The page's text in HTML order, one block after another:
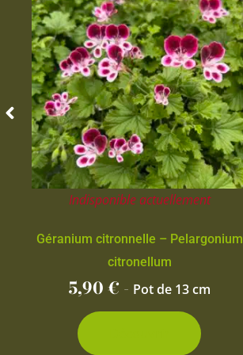
Indisponible actuellement
Géranium citronnelle – Pelargonium
citronellum
5,90€ - Pot de 13 cm